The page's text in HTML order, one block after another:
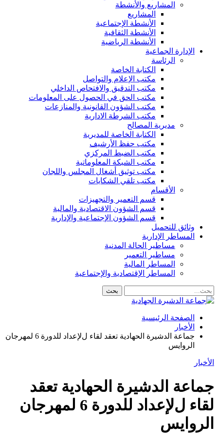
المشاريع والأنشطة
المشاريع
الأنشطة الإجتماعية
الأنشطة الثقافية
الأنشطة الرياضية
الإدارة الجماعية
الرئاسة
الكتابة الخاصة
مكتب الإعلام والتواصل
مكتب التدقيق والافتحاص الداخلي
مكتب الحق في الحصول على المعلومات
مكتب الشؤون القانونية والمنازعات
مكتب الشرطة الادارية
مديرية المصالح
الكتابة الخاصة للمديرية
مكتب حفظ الأرشيف
مكتب الضبط المركزي
مكتب الشبكة المعلوماتية
مكتب توثيق أشغال المجلس واللجان
مكتب تلقي الشكايات
الأقسام
قسم التعمير والتجهيزات
قسم الشؤون الاقتصادية والمالية
قسم الشؤون الإجتماعية والإدارية
وثائق للتحميل
المساطر الإدارية
مساطير الحالة المدنية
مساطير التعمير
المساطر المالية
المساطر الإقتصادية والإجتماعية
الصفحة الرئيسية
الأخبار
جماعة الدشيرة الحهادية تعقد لقاء لﻹعداد للدورة 6 لمهرجان
الروايس
الأخبار
جماعة الدشيرة الحهادية تعقد
لقاء لﻹعداد للدورة 6 لمهرجان
الروايس